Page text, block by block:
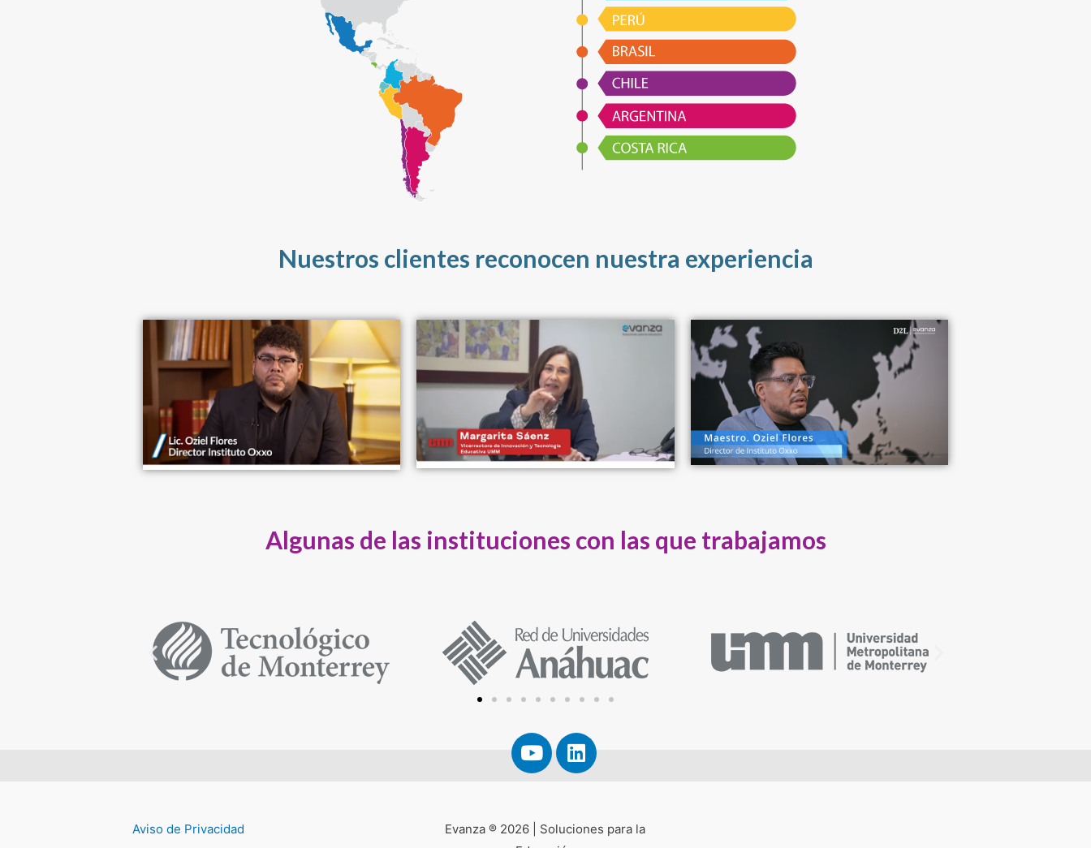
Nuestros clientes reconocen nuestra experiencia
Algunas de las instituciones con las que trabajamos
Aviso de Privacidad
Evanza ® 2026 | Soluciones para la